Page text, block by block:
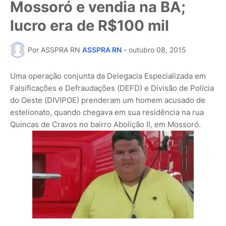
Mossoró e vendia na BA;
lucro era de R$100 mil
Por ASSPRA RN ASSPRA RN - outubro 08, 2015
Uma operação conjunta da Delegacia Especializada em
Falsificações e Defraudações (DEFD) e Divisão de Polícia
do Oeste (DIVIPOE) prenderam um homem acusado de
estelionato, quando chegava em sua residência na rua
Quincas de Cravos no bairro Abolição II, em Mossoró.